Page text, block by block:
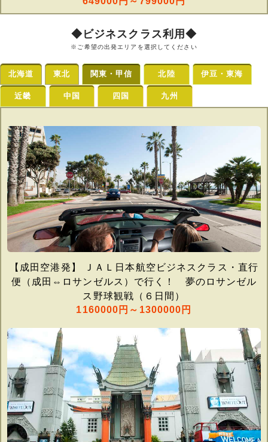
◆ビジネスクラス利用◆
※ご希望の出発エリアを選択してください
北海道 東北 関東・甲信
【成田空港発】 ＪＡＬ日本航空ビジネスクラス・直行
便（成田⇔ロサンゼルス）で行く！ 夢のロサンゼル
ス野球観戦（６日間）
1160000円～1300000円
北陸 伊豆・東海
近畿 中国 四国 九州